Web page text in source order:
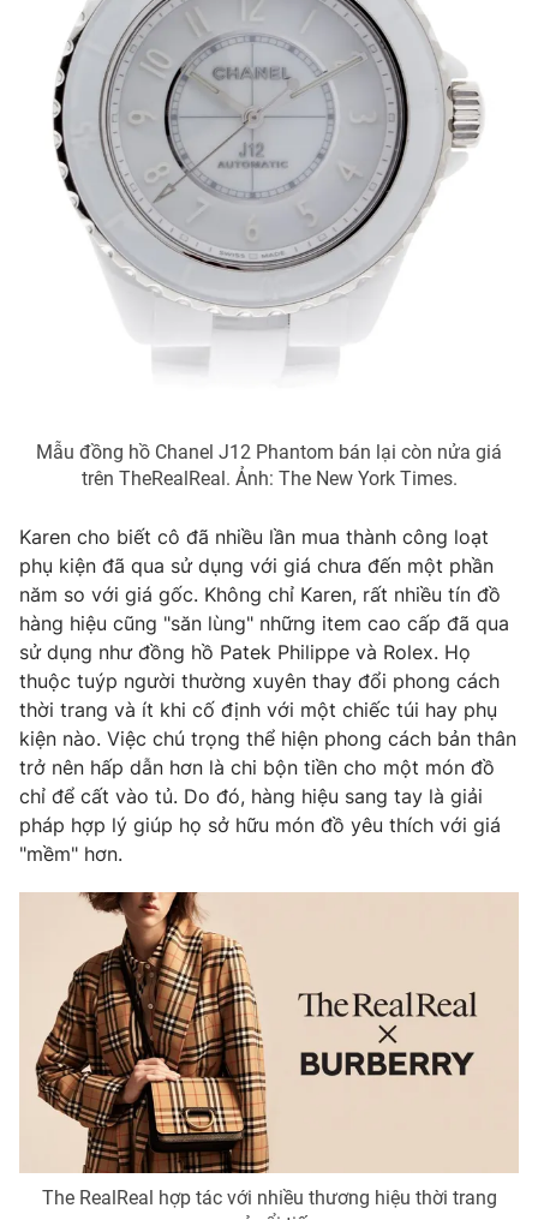
Phó Tổng Biên tập:
Nguyễn Thị Mỹ Hạnh, Phạm Quốc Thắng,
Nguyễn Trọng Ninh
Tổng đài VTV:
024.38 355 931 - 024.38 355 932
Ðiện thoại Thời báo VTV:024.66 897 897
Email:
toasoan@vtv.vn
Liên hệ quảng cáo:024-7300.7108
thuận bằng văn bản. Ghi rõ nguồn VTV.vn khi phát hành lại
thông tin từ website này.
Mẫu đồng hồ Chanel J12 Phantom bán lại còn nửa giá
trên TheRealReal. Ảnh: The New York Times.
Karen cho biết cô đã nhiều lần mua thành công loạt
phụ kiện đã qua sử dụng với giá chưa đến một phần
năm so với giá gốc. Không chỉ Karen, rất nhiều tín đồ
hàng hiệu cũng "săn lùng" những item cao cấp đã qua
sử dụng như đồng hồ Patek Philippe và Rolex. Họ
thuộc tuýp người thường xuyên thay đổi phong cách
thời trang và ít khi cố định với một chiếc túi hay phụ
kiện nào. Việc chú trọng thể hiện phong cách bản thân
trở nên hấp dẫn hơn là chi bộn tiền cho một món đồ
chỉ để cất vào tủ. Do đó, hàng hiệu sang tay là giải
pháp hợp lý giúp họ sở hữu món đồ yêu thích với giá
"mềm" hơn.
The RealReal hợp tác với nhiều thương hiệu thời trang